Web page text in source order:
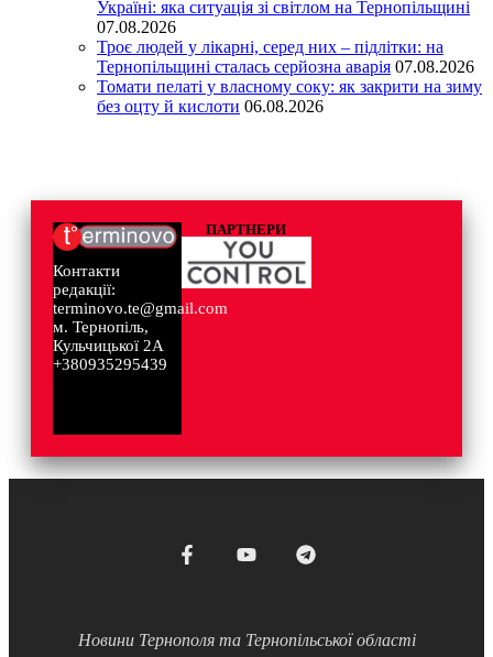
Україні: яка ситуація зі світлом на Тернопільщині
07.08.2026
Троє людей у лікарні, серед них – підлітки: на
Тернопільщині сталась серйозна аварія 07.08.2026
Томати пелаті у власному соку: як закрити на зиму
без оцту й кислоти 06.08.2026
Контакти
редакції:
terminovo.te@gmail.com
м. Тернопіль,
Кульчицької 2А
+380935295439
ПАРТНЕРИ
Новини Тернополя та Тернопільської області